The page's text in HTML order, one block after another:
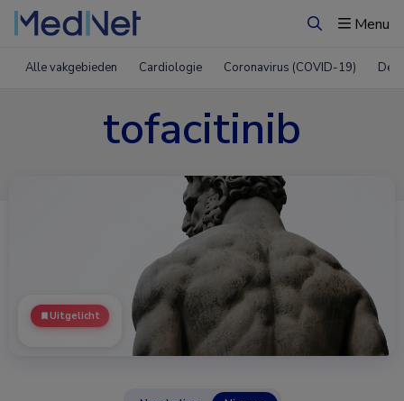
ZoekenMenu
Alle vakgebieden Cardiologie Coronavirus (COVID-19)
tofacitinib
Uitgelicht